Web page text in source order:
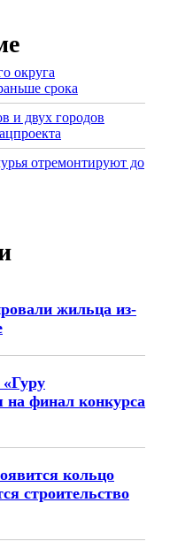
округа
срока
и двух городов
отремонтируют до
жильца из-
«Гуру
на финал конкурса
кольцо
строительство